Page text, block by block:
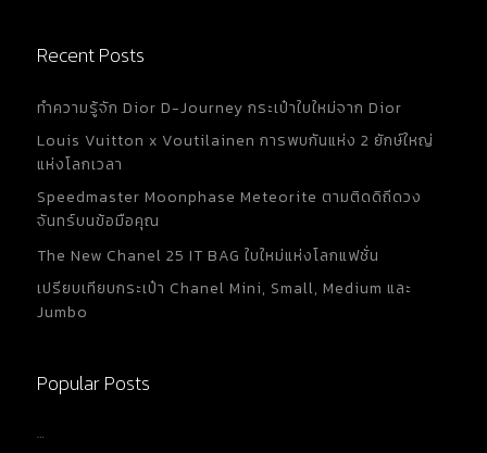
Recent Posts
ทำความรู้จัก Dior D-Journey กระเป๋าใบใหม่จาก Dior
Louis Vuitton x Voutilainen การพบกันแห่ง 2 ยักษ์ใหญ่
แห่งโลกเวลา
Speedmaster Moonphase Meteorite ตามติดดิถีดวง
จันทร์บนข้อมือคุณ
The New Chanel 25 IT BAG ใบใหม่แห่งโลกแฟชั่น
เปรียบเทียบกระเป๋า Chanel Mini, Small, Medium และ
Jumbo
Popular Posts
…